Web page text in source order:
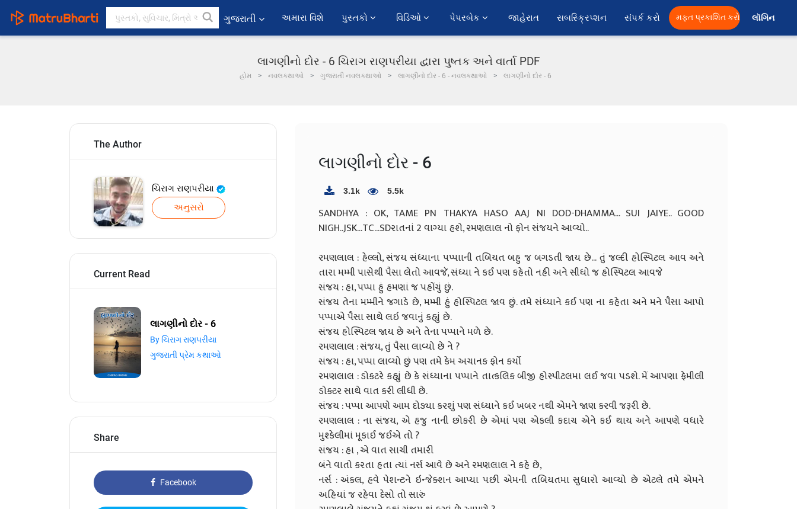
ગુજરાતી અમારા વિશે પુસ્તકો વિડિઓ પેપરબેક જાહેરાત સબસ્ક્રિપ્શન સંપર્ક કરો મફત પ્રકાશિત કરો લૉગિન
લાગણીનો દોર - 6 ચિરાગ રાણપરીયા દ્વારા પુષ્તક અને વાર્તા PDF
હોમ નવલકથાઓ ગુજરાતી નવલકથાઓ લાગણીનો દોર - 6 - નવલકથાઓ લાગણીનો દોર - 6
The Author
ચિરાગ રાણપરીયા
અનુસરો
Current Read
લાગણીનો દોર - 6
By ચિરાગ રાણપરીયા
ગુજરાતી પ્રેમ કથાઓ
Share
Facebook
લાગણીનો દોર - 6
3.1k 5.5k
SANDHYA : OK, TAME PN THAKYA HASO AAJ NI DOD-DHAMMA... SUI JAIYE.. GOOD
NIGH..JSK...TC...SDરાતનાં 2 વાગ્યા હશે, રમણલાલ નો ફોન સંજયને આવ્યો..
રમણલાલ : હેલ્લો, સંજય સંધ્યાના પપ્પાાની તબિયત બહુ જ બગડતી જાય છે... તું જલ્દી હોસ્પિટલ આવ અને
તારા મમ્મી પાસેથી પૈસા લેતો આવજૅ, સંધ્યા ને કઈ પણ કહેતો નહી અને સીધો જ હોસ્પિટલ આવજે
સંજય : હા, પપ્પા હું હમણાં જ પહોંચું છું.
સંજય તેના મમ્મીને જગાડે છે, મમ્મી હું હોસ્પિટલ જાવ છું. તમે સંધ્યાને કઈ પણ ના કહેતા અને મને પૈસા આપો
પપ્પાએ પૈસા સાથે લઇ જવાનું કહ્યું છે.
સંજય હોસ્પિટલ જાય છે અને તેના પપ્પાને મળે છે.
રમણલાલ : સંજય, તું પૈસા લાવ્યો છે ને ?
સંજય : હા, પપ્પા લાવ્યો છું પણ તમે કેમ અચાનક ફોન કર્યો
રમણલાલ : ડોકટરે કહ્યું છે કે સંધ્યાના પપ્પાને તાત્કલિક બીજી હોસ્પીટલમા લઈ જવા પડશે. મેં આપણા ફેમીલી
ડોક્ટર સાથે વાત કરી લીધી છે.
સંજય : પપ્પા આપણે આમ દોડ્યા કરશું પણ સંધ્યાને કઈ ખબર નથી એમને જાણ કરવી જરૂરી છે.
રમણલાલ : ના સંજય, એ હજુ નાની છોકરી છે એમાં પણ એકલી કદાચ એને કઈ થાય અને આપણે વધારે
મુશ્કેલીમાં મૂકાઈ જઈએ તો ?
સંજય : હા , એ વાત સાચી તમારી
બંને વાતો કરતા હતા ત્યાં નર્સ આવે છે અને રમણલાલ ને કહે છે,
નર્સ : અંકલ, હવે પેશન્ટને ઇન્જેક્શન આપ્યા પછી એમની તબિયતમા સુધારો આવ્યો છે એટલે તમે એમને
અહિયાં જ રહેવા દેસો તો સારું